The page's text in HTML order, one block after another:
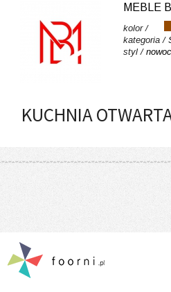
MEBLE
kolor /
kategoria /
styl /
KUCHNIA